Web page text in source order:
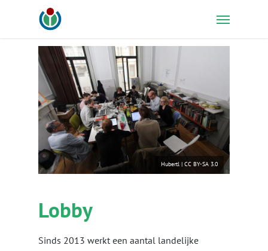
Menu
Hubertl | CC BY-SA 3.0
Lobby
Sinds 2013 werkt een aantal landelijke